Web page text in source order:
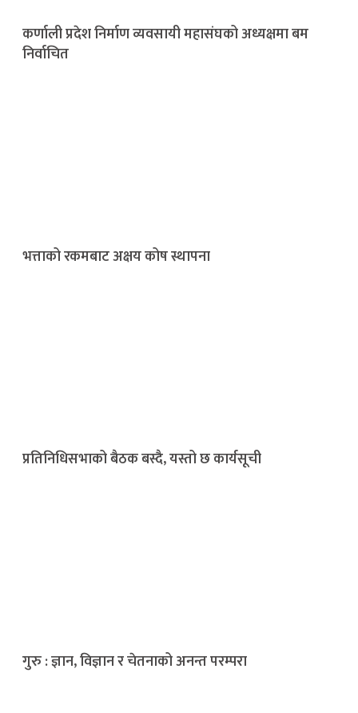
कर्णाली प्रदेश निर्माण व्यवसायी महासंघको अध्यक्षमा बम
निर्वाचित
भत्ताको रकमबाट अक्षय कोष स्थापना
प्रतिनिधिसभाको बैठक बस्दै, यस्तो छ कार्यसूची
गुरु : ज्ञान, विज्ञान र चेतनाको अनन्त परम्परा